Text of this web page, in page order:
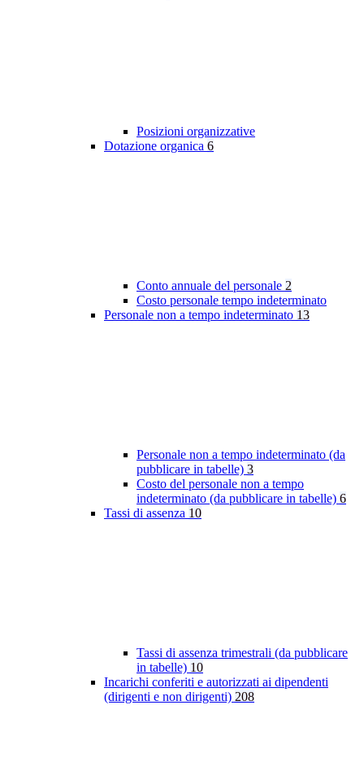
Posizioni organizzative
Dotazione organica 6
Conto annuale del personale 2
Costo personale tempo indeterminato
Personale non a tempo indeterminato 13
Personale non a tempo indeterminato (da
pubblicare in tabelle) 3
Costo del personale non a tempo
indeterminato (da pubblicare in tabelle) 6
Tassi di assenza 10
Tassi di assenza trimestrali (da pubblicare
in tabelle) 10
Incarichi conferiti e autorizzati ai dipendenti
(dirigenti e non dirigenti) 208